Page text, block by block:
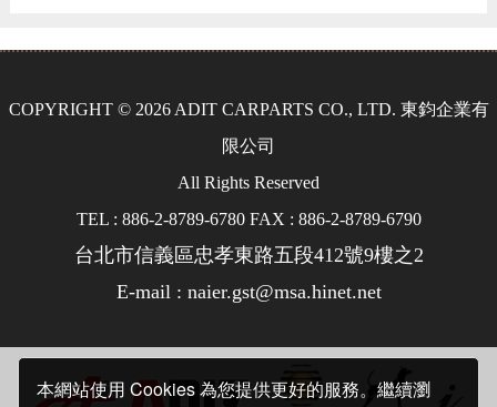
本網站使用 Cookies 為您提供更好的服務。繼續瀏
COPYRIGHT © 2026 ADIT CARPARTS CO., LTD. 東鈞企業有
限公司
All Rights Reserved
TEL : 886-2-8789-6780 FAX : 886-2-8789-6790
台北市信義區忠孝東路五段412號9樓之2
E-mail : naier.gst@msa.hinet.net